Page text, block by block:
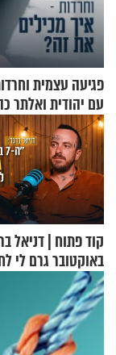
פגיעה עצמית
עם יהודית ואלתר
באוקטובר גרם לי
תשובות"